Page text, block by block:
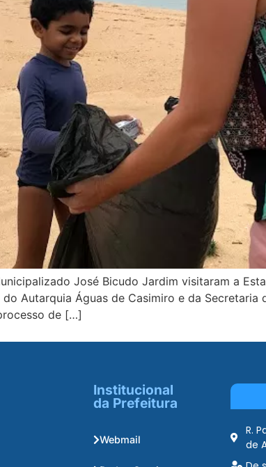
José Bicudo Jardim visitaram a
Autarquia Águas de Casimiro e da Secretaria
de […]
Institucional
da Prefeitura
Webmail
R.
de